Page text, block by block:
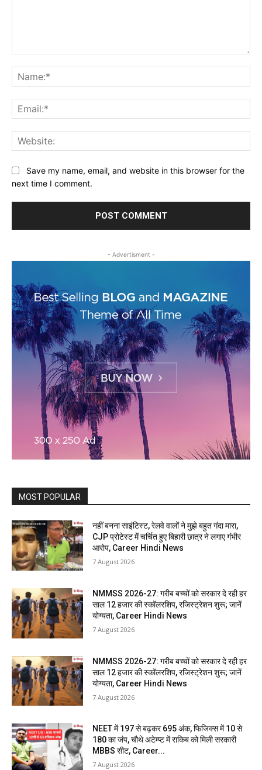
Save my name, email, and website in this browser for the
next time I comment.
- Advertisment -
MOST POPULAR
नहीं बनना साइंटिस्ट, रेलवे वालों ने मुझे बहुत गंदा मारा,
CJP प्रोटेस्ट में चर्चित हुए बिहारी छात्र ने लगाए गंभीर
आरोप, Career Hindi News
7 August 2026
NMMSS 2026-27: गरीब बच्चों को सरकार दे रही हर
साल 12 हजार की स्कॉलरशिप, रजिस्ट्रेशन शुरू; जानें
योग्यता, Career Hindi News
7 August 2026
NMMSS 2026-27: गरीब बच्चों को सरकार दे रही हर
साल 12 हजार की स्कॉलरशिप, रजिस्ट्रेशन शुरू; जानें
योग्यता, Career Hindi News
7 August 2026
NEET में 197 से बढ़कर 695 अंक, फिजिक्स में 10 से
180 का जंप, चौथे अटेम्प्ट में राकिब को मिली सरकारी
MBBS सीट, Career...
7 August 2026